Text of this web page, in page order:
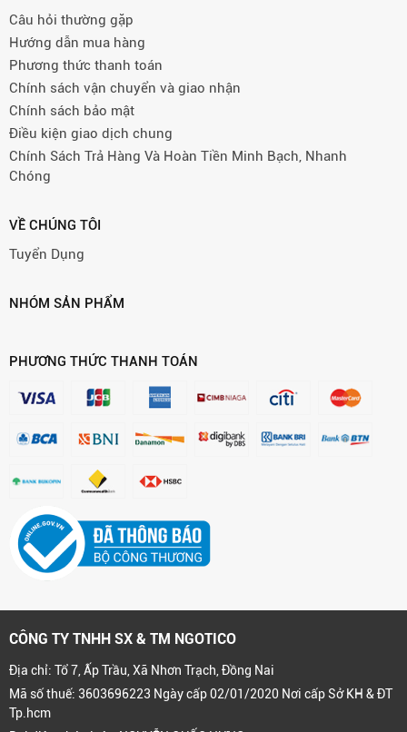
Câu hỏi thường gặp
Hướng dẫn mua hàng
Phương thức thanh toán
Chính sách vận chuyển và giao nhận
Chính sách bảo mật
Điều kiện giao dịch chung
Chính Sách Trả Hàng Và Hoàn Tiền Minh Bạch, Nhanh
Chóng
VỀ CHÚNG TÔI
Tuyển Dụng
NHÓM SẢN PHẨM
PHƯƠNG THỨC THANH TOÁN
CÔNG TY TNHH SX & TM NGOTICO
Địa chỉ: Tổ 7, Ấp Trầu, Xã Nhơn Trạch, Đồng Nai
Mã số thuế: 3603696223 Ngày cấp 02/01/2020 Nơi cấp Sở KH & ĐT
Tp.hcm